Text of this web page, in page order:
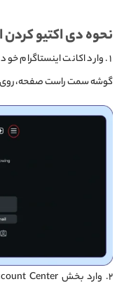
نحوه دی اکتیو کردن
۱. وارد اکانت اینستاگرام
گوشه سمت راست صفحه، روی